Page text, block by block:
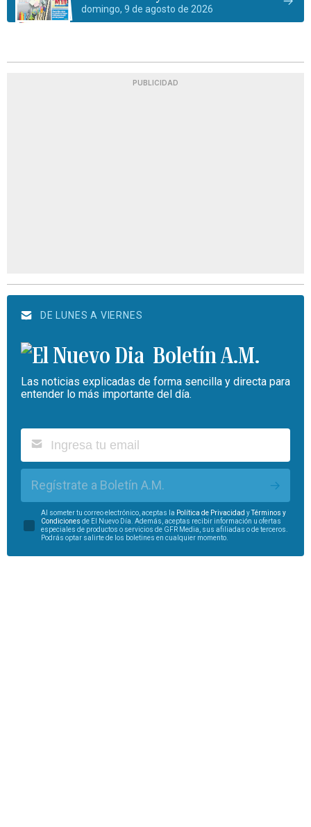
domingo, 9 de agosto de 2026
PUBLICIDAD
DE LUNES A VIERNES
Boletín A.M.
Las noticias explicadas de forma sencilla y directa para
entender lo más importante del día.
Regístrate a Boletín A.M.
Al someter tu correo electrónico, aceptas la Política de Privacidad yTérminos y
Condiciones de El Nuevo Día. Además, aceptas recibir información u ofertas
especiales de productos o servicios de GFR Media, sus afiliadas o de terceros.
Podrás optar salirte de los boletines en cualquier momento.